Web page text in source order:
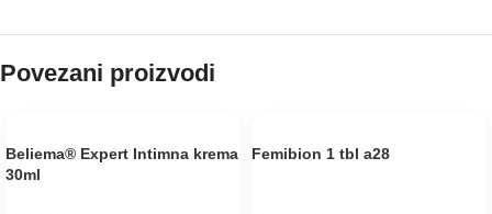
Povezani proizvodi
Beliema® Expert Intimna krema
30ml
Femibion 1 tbl a28